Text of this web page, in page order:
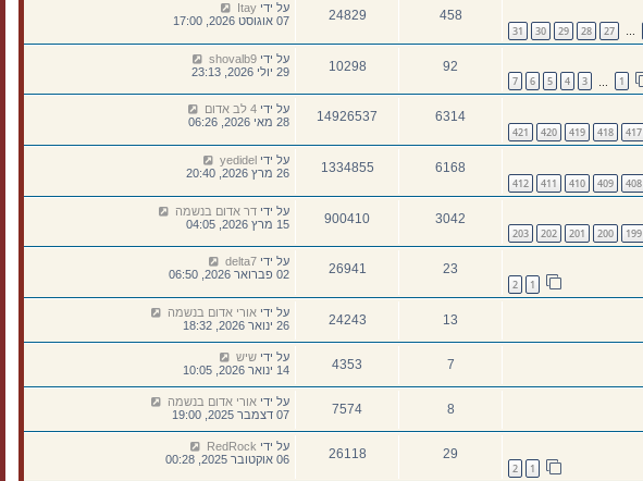
…
27
28
29
30
31
458
24829 על ידי Itay
07 אוגוסט 2026, 17:00
1
3
4
5
6
7
92
10298 על ידי shovalb9
29 יולי 2026, 23:13
417
418
419
420
421
6314
14926537 על ידי 4 לב אדום
28 מאי 2026, 06:26
408
409
410
411
412
6168
1334855 על ידי yedidel
26 מרץ 2026, 20:40
199
200
201
202
203
3042
900410 על ידי דר אדום בנשמה
15 מרץ 2026, 04:05
1
2
23
26941 על ידי delta7
02 פברואר 2026, 06:50
13
24243 על ידי אורי אדום בנשמה
26 ינואר 2026, 18:32
7
4353 על ידי שיש
14 ינואר 2026, 10:05
8
7574 על ידי אורי אדום בנשמה
07 דצמבר 2025, 19:00
1
2
29
26118 על ידי RedRock
06 אוקטובר 2025, 00:28